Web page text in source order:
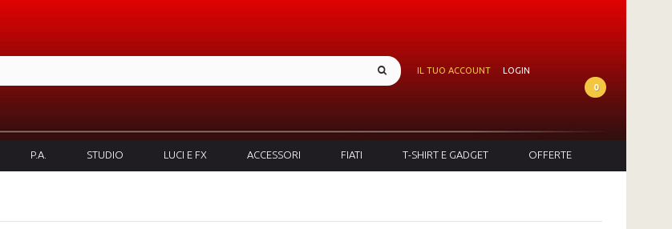
IL TUO ACCOUNT
LOGIN
0
P.A. STUDIO LUCI E FX ACCESSORI FIATI T-SHIRT E GADGET OFFERTE